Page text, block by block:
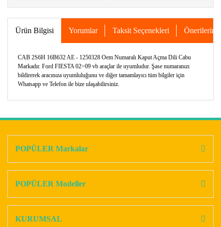
Ürün Bilgisi Yorumlar Taksit Seçenekleri Önerileriniz
CAB 2S6H 16B632 AE - 1250328 Oem Numaralı Kaput Açma Dili Cabu
Markadır. Ford FIESTA 02>09 vb araçlar ile uyumludur. Şase numaranızı
bildirerek aracınıza uyumluluğunu ve diğer tamamlayıcı tüm bilgiler için
Whatsapp ve Telefon ile bize ulaşabilirsiniz.
Ürün açıklamasında eksik bilgiler bulunuyor.
Bu ürüne benzer farklı alternatifler olmalı.
POPÜLER Markalar
POPÜLER Modeller
KURUMSAL